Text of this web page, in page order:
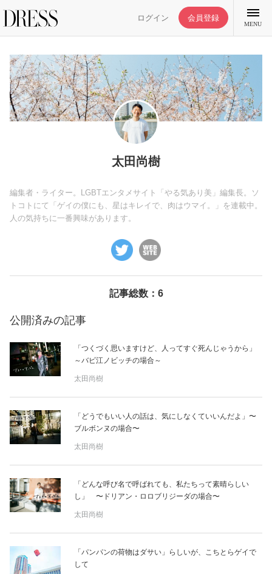
ログイン 会員登録
MENU
特集記事
ライフスタイル
ファッション
恋愛/結婚/離婚
妊娠/出産/家族
グルメ
カルチャー/エンタメ
占い
太田尚樹
編集者・ライター。LGBTエンタメサイト「やる気あり美」編集長。ソ
トコトにて「ゲイの僕にも、星はキレイで、肉はウマイ。」を連載中。
人の気持ちに一番興味があります。
記事総数：6
公開済みの記事
「つくづく思いますけど、人ってすぐ死んじゃうから」
～バビ江ノビッチの場合～
太田尚樹
「どうでもいい人の話は、気にしなくていいんだよ」〜
ブルボンヌの場合〜
太田尚樹
「どんな呼び名で呼ばれても、私たちって素晴らしい
し」 〜ドリアン・ロロブリジーダの場合〜
太田尚樹
「パンパンの荷物はダサい」らしいが、こちとらゲイで
して